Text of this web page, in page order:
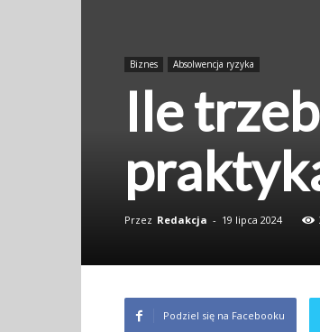
Biznes Absolwencja ryzyka
Ile
Przez Redakcja - 19 lipca 2024
Podziel się na Facebooku